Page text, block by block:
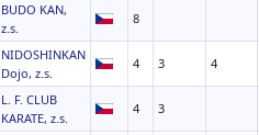
BUDO KAN,
z.s.
8
NIDOSHINKAN
Dojo, z.s.
4 3 4
L. F. CLUB
KARATE, z.s.
4 3